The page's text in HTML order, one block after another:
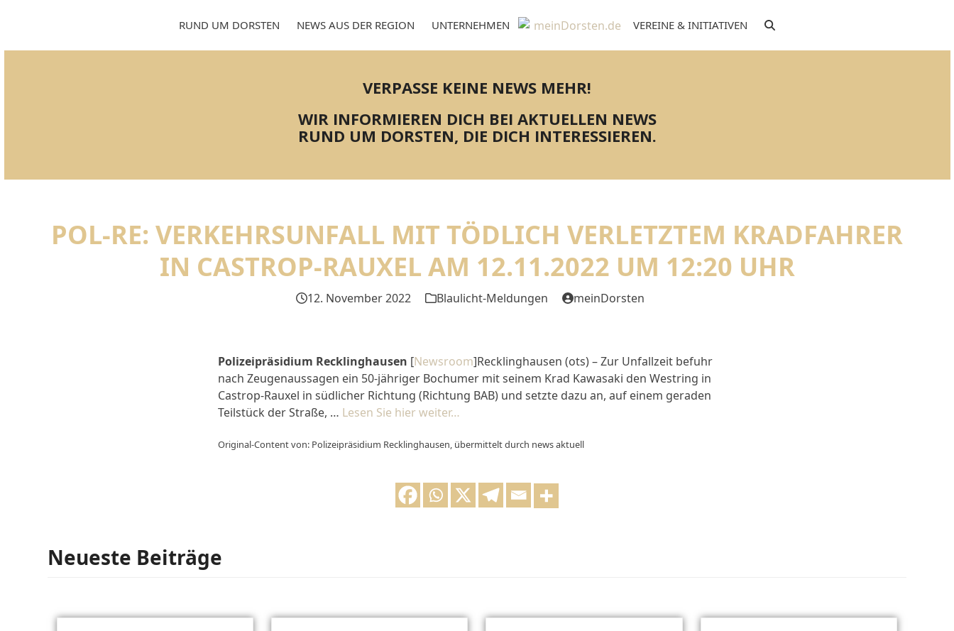
RUND UM DORSTEN NEWS AUS DER REGION UNTERNEHMEN VEREINE & INITIATIVEN
VERPASSE KEINE NEWS MEHR!
WIR INFORMIEREN DICH BEI AKTUELLEN NEWS
RUND UM DORSTEN, DIE DICH INTERESSIEREN.
POL-RE: VERKEHRSUNFALL MIT TÖDLICH VERLETZTEM KRADFAHRER
IN CASTROP-RAUXEL AM 12.11.2022 UM 12:20 UHR
12. November 2022 Blaulicht-Meldungen meinDorsten
Polizeipräsidium Recklinghausen [Newsroom]Recklinghausen (ots) – Zur Unfallzeit befuhr
nach Zeugenaussagen ein 50-jähriger Bochumer mit seinem Krad Kawasaki den Westring in
Castrop-Rauxel in südlicher Richtung (Richtung BAB) und setzte dazu an, auf einem geraden
Teilstück der Straße, … Lesen Sie hier weiter…
Original-Content von: Polizeipräsidium Recklinghausen, übermittelt durch news aktuell
Neueste Beiträge